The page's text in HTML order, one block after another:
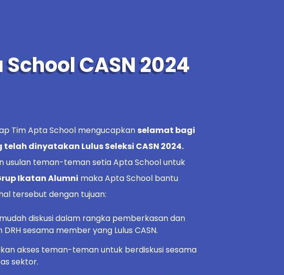
CASN 2024
Tim Apta School mengucapkan selamat bagi
dinyatakan Lulus Seleksi CASN 2024.
usulan teman-teman setia Apta School untuk
Ikatan Alumni maka Apta School bantu
tersebut dengan tujuan:
diskusi dalam rangka pemberkasan dan
DRH sesama member yang Lulus CASN.
akses teman-teman untuk berdiskusi sesama
sektor.